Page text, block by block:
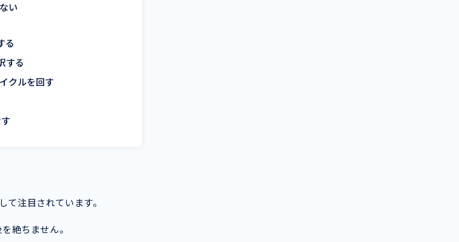
い
る
する
クルを回す
注目されています。
絶ちません。